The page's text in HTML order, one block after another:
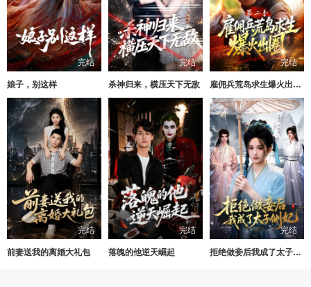
完结
娘子，别这样
完结
杀神归来，横压天下无敌
完结
雇佣兵荒岛求生爆火出圈第二季
完结
前妻送我的离婚大礼包
完结
落魄的他逆天崛起
完结
拒绝做妾后我成了太子侧妃